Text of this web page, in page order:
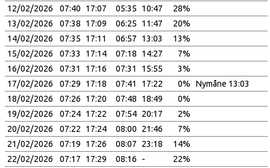
12/02/2026
07:40 17:07 05:35 10:47
28%
13/02/2026
07:38 17:09 06:25 11:47
20%
14/02/2026
07:35 17:11 06:57 13:03
13%
15/02/2026
07:33 17:14 07:18 14:27
7%
16/02/2026
07:31 17:16 07:31 15:55
3%
17/02/2026
07:29 17:18 07:41 17:22 0%
Nymåne 13:03
18/02/2026
07:26 17:20 07:48 18:49
0%
19/02/2026
07:24 17:22 07:54 20:17
2%
20/02/2026
07:22 17:24 08:00 21:46
7%
21/02/2026
07:19 17:26 08:07 23:18
14%
22/02/2026
07:17 17:29 08:16 -
22%